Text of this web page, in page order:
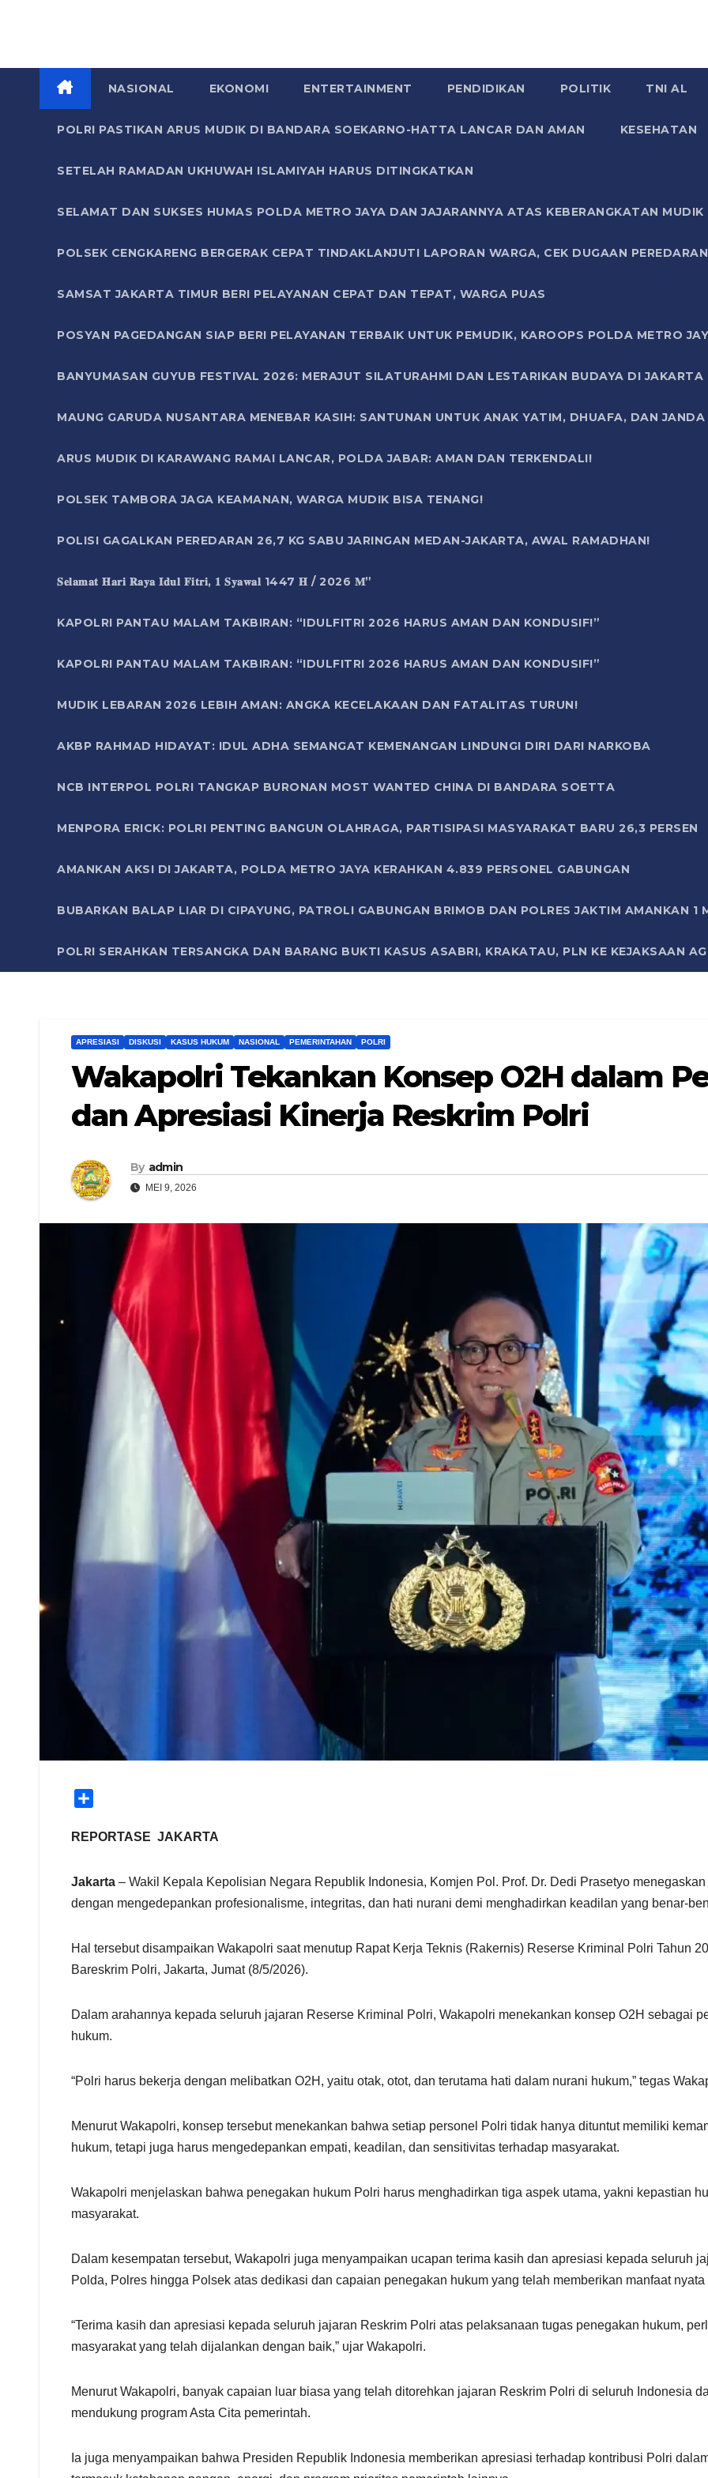
NASIONAL EKONOMI ENTERTAINMENT PENDIDIKAN POLITIK TNI AL
POLRI PASTIKAN ARUS MUDIK DI BANDARA SOEKARNO-HATTA LANCAR DAN AMAN KESEHATAN
SETELAH RAMADAN UKHUWAH ISLAMIYAH HARUS DITINGKATKAN
SELAMAT DAN SUKSES HUMAS POLDA METRO JAYA DAN JAJARANNYA ATAS KEBERANGKATAN
POLSEK CENGKARENG BERGERAK CEPAT TINDAKLANJUTI LAPORAN WARGA, CEK DUGAAN
SAMSAT JAKARTA TIMUR BERI PELAYANAN CEPAT DAN TEPAT, WARGA PUAS
POSYAN PAGEDANGAN SIAP BERI PELAYANAN TERBAIK UNTUK PEMUDIK, KAROOPS POLDA METRO
BANYUMASAN GUYUB FESTIVAL 2026: MERAJUT SILATURAHMI DAN LESTARIKAN BUDAYA DI JAKARTA
MAUNG GARUDA NUSANTARA MENEBAR KASIH: SANTUNAN UNTUK ANAK YATIM, DHUAFA, DAN
ARUS MUDIK DI KARAWANG RAMAI LANCAR, POLDA JABAR: AMAN DAN TERKENDALI!
POLSEK TAMBORA JAGA KEAMANAN, WARGA MUDIK BISA TENANG!
POLISI GAGALKAN PEREDARAN 26,7 KG SABU JARINGAN MEDAN-JAKARTA, AWAL RAMADHAN!
𝐒𝐞𝐥𝐚𝐦𝐚𝐭 𝐇𝐚𝐫𝐢 𝐑𝐚𝐲𝐚 𝐈𝐝𝐮𝐥 𝐅𝐢𝐭𝐫𝐢, 𝟏 𝐒𝐲𝐚𝐰𝐚𝐥 1447 𝐇 / 2026 𝐌”
KAPOLRI PANTAU MALAM TAKBIRAN: “IDULFITRI 2026 HARUS AMAN DAN KONDUSIF!”
KAPOLRI PANTAU MALAM TAKBIRAN: “IDULFITRI 2026 HARUS AMAN DAN KONDUSIF!”
MUDIK LEBARAN 2026 LEBIH AMAN: ANGKA KECELAKAAN DAN FATALITAS TURUN!
AKBP RAHMAD HIDAYAT: IDUL ADHA SEMANGAT KEMENANGAN LINDUNGI DIRI DARI NARKOBA
NCB INTERPOL POLRI TANGKAP BURONAN MOST WANTED CHINA DI BANDARA SOETTA
MENPORA ERICK: POLRI PENTING BANGUN OLAHRAGA, PARTISIPASI MASYARAKAT BARU 26,3 PERSEN
AMANKAN AKSI DI JAKARTA, POLDA METRO JAYA KERAHKAN 4.839 PERSONEL GABUNGAN
BUBARKAN BALAP LIAR DI CIPAYUNG, PATROLI GABUNGAN BRIMOB DAN POLRES JAKTIM AMANKAN 1
POLRI SERAHKAN TERSANGKA DAN BARANG BUKTI KASUS ASABRI, KRAKATAU, PLN KE KEJAKSAAN
APRESIASI DISKUSI KASUS HUKUM NASIONAL PEMERINTAHAN POLRI
Wakapolri Tekankan Konsep O2H dalam
dan Apresiasi Kinerja Reskrim Polri
By admin
MEI 9, 2026
a
REPORTASE JAKARTA
Jakarta – Wakil Kepala Kepolisian Negara Republik Indonesia, Komjen Pol. Prof. Dr. Dedi Prasetyo
dengan mengedepankan profesionalisme, integritas, dan hati nurani demi menghadirkan keadilan yang benar-
Hal tersebut disampaikan Wakapolri saat menutup Rapat Kerja Teknis (Rakernis) Reserse Kriminal Polri Tahun
Bareskrim Polri, Jakarta, Jumat (8/5/2026).
Dalam arahannya kepada seluruh jajaran Reserse Kriminal Polri, Wakapolri menekankan konsep O2H sebagai
hukum.
“Polri harus bekerja dengan melibatkan O2H, yaitu otak, otot, dan terutama hati dalam nurani hukum,” tegas
Menurut Wakapolri, konsep tersebut menekankan bahwa setiap personel Polri tidak hanya dituntut memiliki
hukum, tetapi juga harus mengedepankan empati, keadilan, dan sensitivitas terhadap masyarakat.
Wakapolri menjelaskan bahwa penegakan hukum Polri harus menghadirkan tiga aspek utama, yakni kepastian
masyarakat.
Dalam kesempatan tersebut, Wakapolri juga menyampaikan ucapan terima kasih dan apresiasi kepada seluruh
Polda, Polres hingga Polsek atas dedikasi dan capaian penegakan hukum yang telah memberikan manfaat nyata
“Terima kasih dan apresiasi kepada seluruh jajaran Reskrim Polri atas pelaksanaan tugas penegakan hukum,
masyarakat yang telah dijalankan dengan baik,” ujar Wakapolri.
Menurut Wakapolri, banyak capaian luar biasa yang telah ditorehkan jajaran Reskrim Polri di seluruh Indonesia
mendukung program Asta Cita pemerintah.
Ia juga menyampaikan bahwa Presiden Republik Indonesia memberikan apresiasi terhadap kontribusi Polri